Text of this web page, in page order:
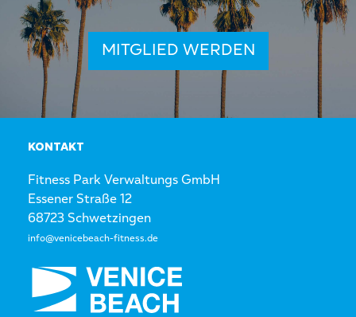
MITGLIED WERDEN
KONTAKT
Fitness Park Verwaltungs GmbH
Essener Straße 12
68723 Schwetzingen
info@venicebeach-fitness.de